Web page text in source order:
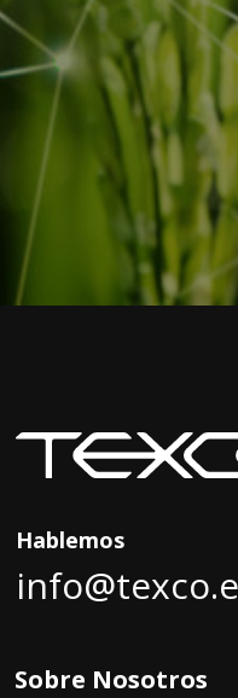
Hablemos
Sobre Nosotros